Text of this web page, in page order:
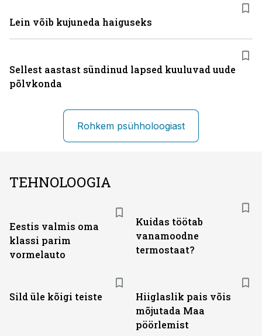
Lein võib kujuneda haiguseks
Sellest aastast sündinud lapsed kuuluvad uude
põlvkonda
Rohkem psühholoogiast
TEHNOLOOGIA
Eestis valmis oma
klassi parim
vormelauto
Kuidas töötab
vanamoodne
termostaat?
Sild üle kõigi teiste
Hiiglaslik pais võis
mõjutada Maa
pöörlemist